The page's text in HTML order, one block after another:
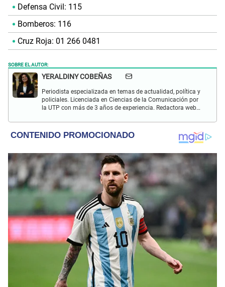
Defensa Civil: 115
Bomberos: 116
Cruz Roja: 01 266 0481
SOBRE EL AUTOR:
YERALDINY COBEÑAS
Periodista especializada en temas de actualidad, política y
policiales. Licenciada en Ciencias de la Comunicación por
la UTP con más de 3 años de experiencia. Redactora web
en temas relacionados con misterios, películas y series
policiales.